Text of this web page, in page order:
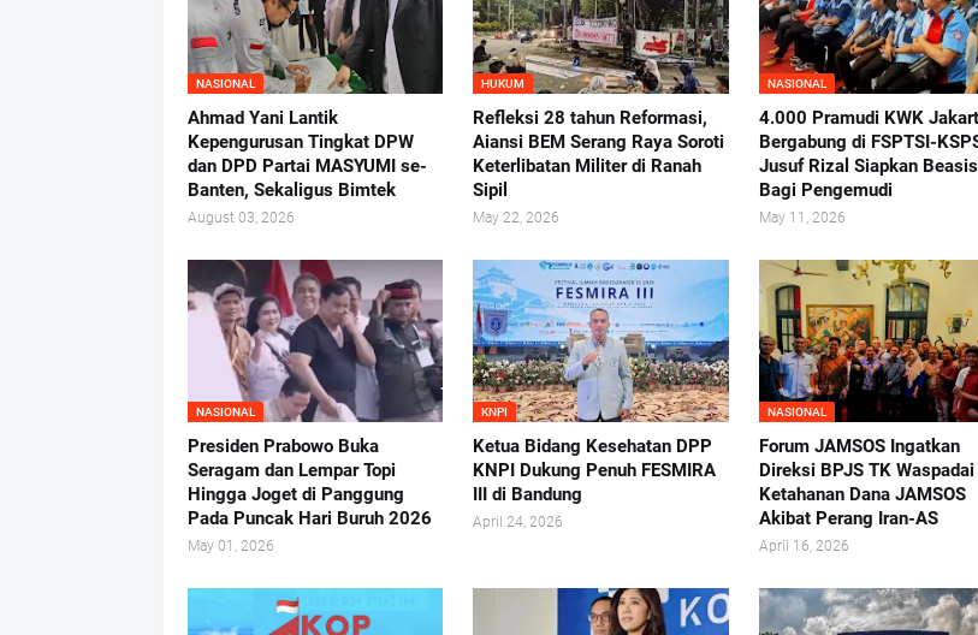
NASIONAL
Ahmad Yani Lantik
Kepengurusan Tingkat DPW
dan DPD Partai MASYUMI se-
Banten, Sekaligus Bimtek
August 03, 2026
HUKUM
Refleksi 28 tahun Reformasi,
Aiansi BEM Serang Raya Soroti
Keterlibatan Militer di Ranah
Sipil
May 22, 2026
NASIONAL
4.000 Pramudi KWK
Bergabung di FSPTSI-
Jusuf Rizal Siapkan
Bagi Pengemudi
May 11, 2026
NASIONAL
Presiden Prabowo Buka
Seragam dan Lempar Topi
Hingga Joget di Panggung
Pada Puncak Hari Buruh 2026
May 01, 2026
KNPI
Ketua Bidang Kesehatan DPP
KNPI Dukung Penuh FESMIRA
III di Bandung
April 24, 2026
NASIONAL
Forum JAMSOS Ingatkan
Direksi BPJS TK Waspadai
Ketahanan Dana JAMSOS
Akibat Perang Iran-AS
April 16, 2026